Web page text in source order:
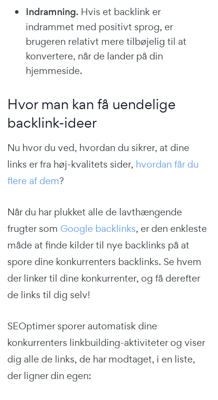
Indramning. Hvis et backlink er
indrammet med positivt sprog, er
brugeren relativt mere tilbøjelig til at
konvertere, når de lander på din
hjemmeside.
Hvor man kan få uendelige
backlink-ideer
Nu hvor du ved, hvordan du sikrer, at dine
links er fra høj-kvalitets sider, hvordan får du
flere af dem?
Når du har plukket alle de lavthængende
frugter som Google backlinks, er den enkleste
måde at finde kilder til nye backlinks på at
spore dine konkurrenters backlinks. Se hvem
der linker til dine konkurrenter, og få derefter
de links til dig selv!
SEOptimer sporer automatisk dine
konkurrenters linkbuilding-aktiviteter og viser
dig alle de links, de har modtaget, i en liste,
der ligner din egen: